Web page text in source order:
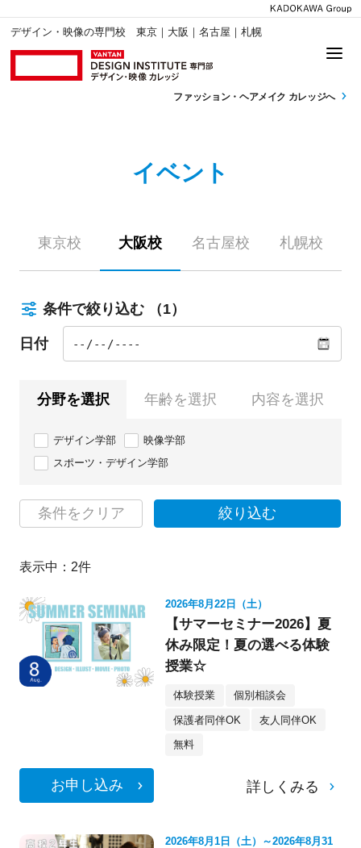
デザイン・映像の専門校 東京｜大阪｜名古屋｜札幌
ファッション・ ヘアメイク カレッジへ
イベント
東京校 大阪校 名古屋校 札幌校
条件で絞り込む （1）
日付
分野を選択 年齢を選択 内容を選択
デザイン学部
映像学部
スポーツ・デザイン学部
条件をクリア 絞り込む
表示中： 2件
2026年8月22日（土）
【サマーセミナー2026】夏
休み限定！夏の選べる体験
授業☆
体験授業 個別相談会
保護者同伴OK 友人同伴OK
無料
お申し込み 詳しくみる
2026年8月1日（土）～2026年8月31